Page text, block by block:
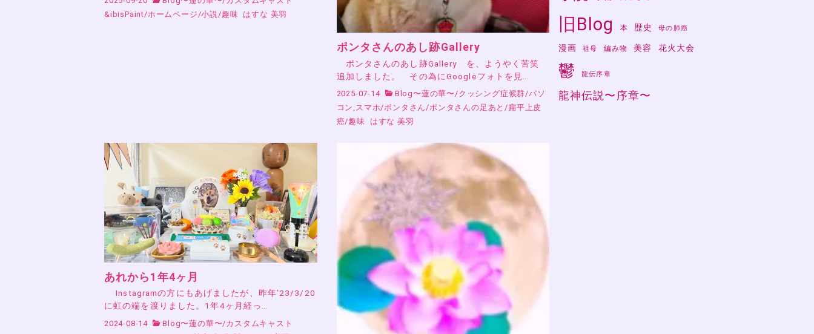
&ibisPaint/ホームページ/小説/趣味 はすな 美羽
ポンタさんのあし跡Gallery
ポンタさんのあし跡Gallery を、ようやく苦笑
追加しました。 その為にGoogleフォトを見…
2025-07-14 Blog〜蓮の華〜/クッシング症候群/パソ
コン,スマホ/ポンタさん/ポンタさんの足あと/扁平上皮
癌/趣味 はすな 美羽
あれから1年4ヶ月
Instagramの方にもあげましたが、昨年’23/3/20
に虹の端を渡りました。1年4ヶ月経っ…
2024-08-14 Blog〜蓮の華〜/カスタムキャスト
旧Blog 本 歴史 母の肺癌
漫画 祖母 編み物 美容 花火大会
鬱 龍伝序章
龍神伝説〜序章〜